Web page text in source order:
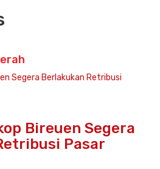
Bireuen Segera
Pasar